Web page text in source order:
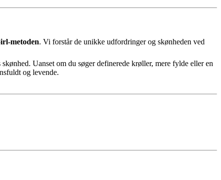
metoden. Vi forstår de unikke udfordringer og skønheden ved
Uanset om du søger definerede krøller, mere fylde eller en
og levende.